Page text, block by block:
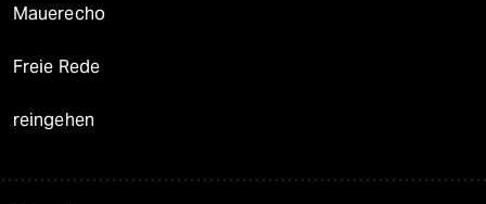
Mauerecho
Freie Rede
reingehen